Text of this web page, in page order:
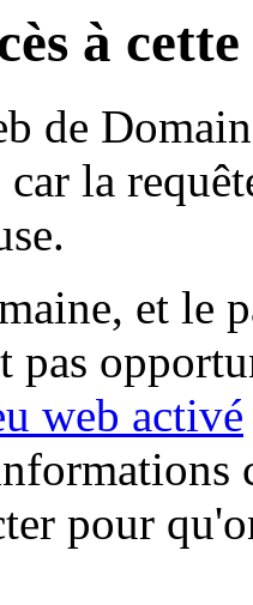
à
de
car la
et le
pas
web activé
pour